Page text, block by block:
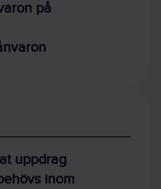
på
uppdrag
inom